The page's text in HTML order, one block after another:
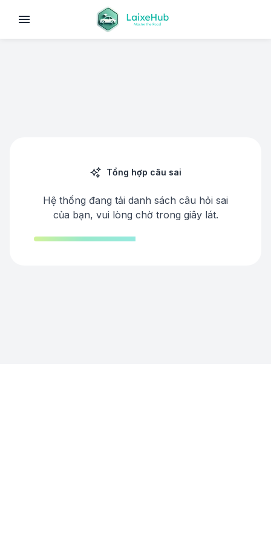
Tổng hợp câu sai
Hệ thống đang tải danh sách câu hỏi sai
của bạn, vui lòng chờ trong giây lát.